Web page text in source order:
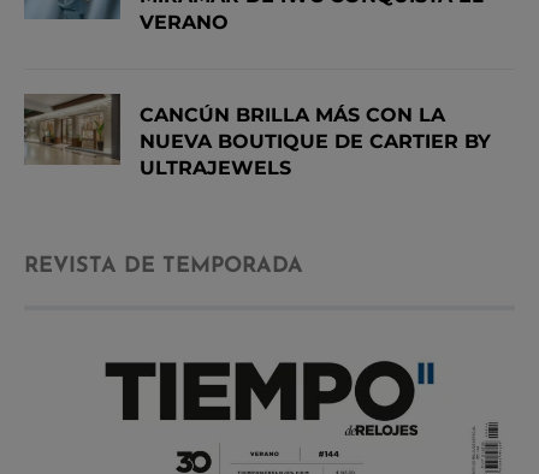
VERANO
CANCÚN BRILLA MÁS CON LA
NUEVA BOUTIQUE DE CARTIER BY
ULTRAJEWELS
REVISTA DE TEMPORADA